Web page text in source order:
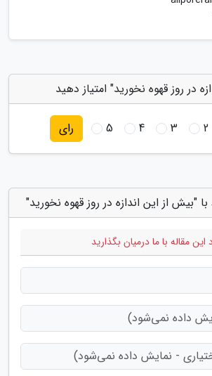
در روز قهوه نخورید" امتیاز دهید
2
3
4
5 رای
"بیش از این اندازه در روز قهوه نخورید"
مقاله با ما درمیان بگذارید